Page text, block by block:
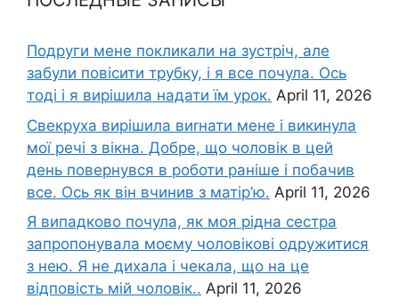
Подруги мене покликали на зустріч, але
забули повісити трубку, і я все почула. Ось
тоді і я вирішила надати їм урок. April 11, 2026
Свекруха вирішила виrнати мене і викинула
мої речі з вікна. Добре, що чоловік в цей
день повернувся в роботи раніше і побачив
все. Ось як він вчинив з матір’ю. April 11, 2026
Я випадково почула, як моя рідна сестра
запропонувала моєму чоловікові одружитися
з нею. Я не дихала і чекала, що на це
відповість мій чоловік.. April 11, 2026